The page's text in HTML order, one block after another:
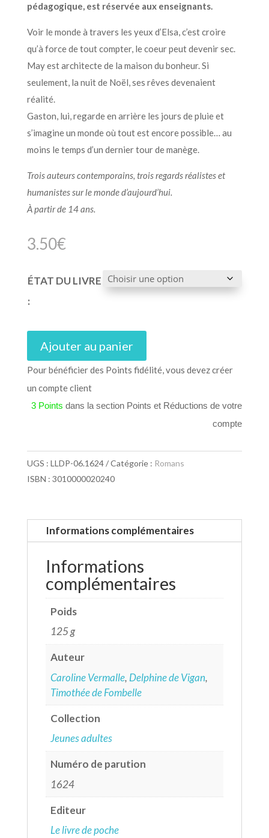
pédagogique, est réservée aux enseignants.
Voir le monde à travers les yeux d’Elsa, c’est croire
qu’à force de tout compter, le coeur peut devenir sec.
May est architecte de la maison du bonheur. Si
seulement, la nuit de Noël, ses rêves devenaient
réalité.
Gaston, lui, regarde en arrière les jours de pluie et
s’imagine un monde où tout est encore possible… au
moins le temps d’un dernier tour de manège.
Trois auteurs contemporains, trois regards réalistes et
humanistes sur le monde d’aujourd’hui.
À partir de 14 ans.
3.50€
ÉTAT DU LIVRE
:
Ajouter au panier
Pour bénéficier des Points fidélité, vous devez créer
un compte client
3 Points dans la section Points et Réductions de votre
compte
UGS : LLDP-06.1624 Catégorie : Romans
ISBN : 3010000020240
Informations complémentaires
Informations
complémentaires
Poids
125 g
Auteur
Caroline Vermalle, Delphine de Vigan,
Timothée de Fombelle
Collection
Jeunes adultes
Numéro de parution
1624
Editeur
Le livre de poche